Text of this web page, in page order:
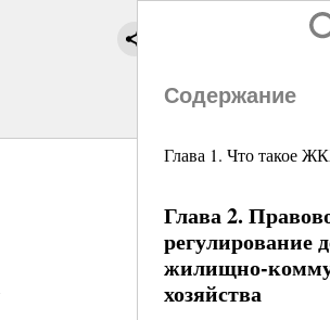
Содержание
Глава 1. Что такое
Глава 2.
регулирование
жилищно-
хозяйства